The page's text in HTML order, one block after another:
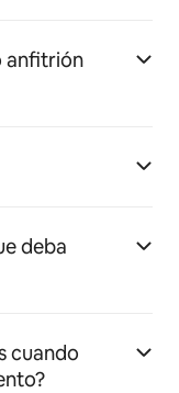
anfitrión
deba
cuando